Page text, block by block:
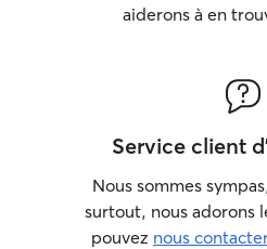
aiderons à en
Service client
Nous sommes
surtout, nous adorons
pouvez nous